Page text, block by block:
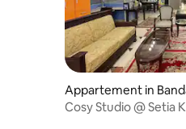
Appartement in
egawan
Cosy Studio @ Setia